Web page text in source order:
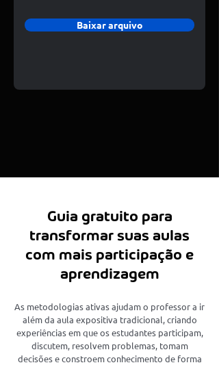
Baixar arquivo
Guia gratuito para
transformar suas aulas
com mais participação e
aprendizagem
As metodologias ativas ajudam o professor a ir
além da aula expositiva tradicional, criando
experiências em que os estudantes participam,
discutem, resolvem problemas, tomam
decisões e constroem conhecimento de forma